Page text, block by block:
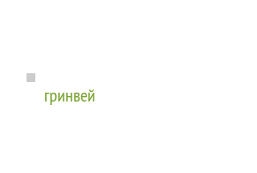
гринвей